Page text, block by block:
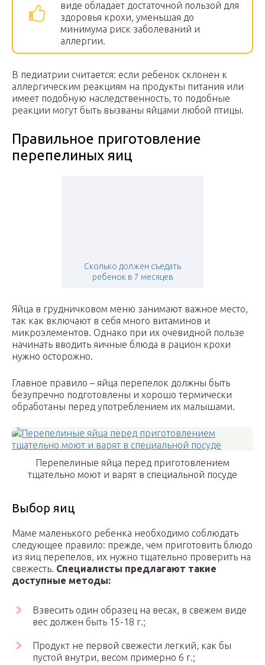
виде обладает достаточной пользой для
здоровья крохи, уменьшая до
минимума риск заболеваний и
аллергии.
В педиатрии считается: если ребенок склонен к
аллергическим реакциям на продукты питания или
имеет подобную наследственность, то подобные
реакции могут быть вызваны яйцами любой птицы.
Правильное приготовление
перепелиных яиц
Сколько должен съедать
ребенок в 7 месяцев
Яйца в грудничковом меню занимают важное место,
так как включают в себя много витаминов и
микроэлементов. Однако при их очевидной пользе
начинать вводить яичные блюда в рацион крохи
нужно осторожно.
Главное правило – яйца перепелок должны быть
безупречно подготовлены и хорошо термически
обработаны перед употреблением их малышами.
Перепелиные яйца перед приготовлением
тщательно моют и варят в специальной посуде
Выбор яиц
Маме маленького ребенка необходимо соблюдать
следующее правило: прежде, чем приготовить блюдо
из яиц перепелов, их нужно тщательно проверить на
свежесть. Специалисты предлагают такие
доступные методы:
Взвесить один образец на весах, в свежем виде
вес должен быть 15-18 г.;
Продукт не первой свежести легкий, как бы
пустой внутри, весом примерно 6 г.;